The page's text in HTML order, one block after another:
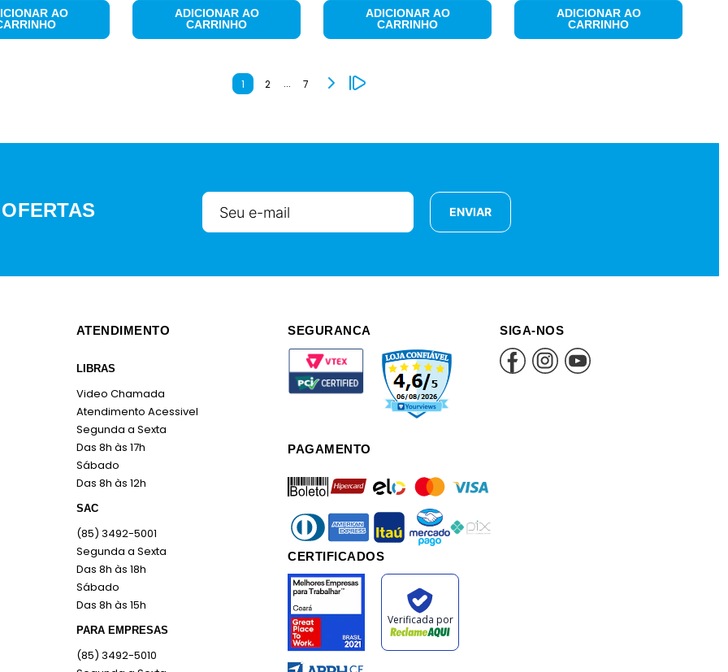
AO
ADICIONAR AO
CARRINHO
ADICIONAR AO
CARRINHO
ADICIONAR AO
CARRINHO
1 2 … 7
ENVIAR
ATENDIMENTO
LIBRAS
Video Chamada
Atendimento Acessivel
Segunda a Sexta
Das 8h às 17h
Sábado
Das 8h às 12h
SAC
(85) 3492-5001
Segunda a Sexta
Das 8h às 18h
Sábado
Das 8h às 15h
PARA EMPRESAS
(85) 3492-5010
SEGURANCA
PAGAMENTO
boleto mastercard
diners americanitau mercadopago
CERTIFICADOS
SIGA-NOS